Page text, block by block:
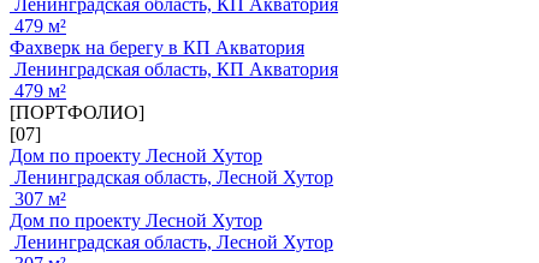
Ленинградская область, КП Акватория
479 м²
Фахверк на берегу в КП Акватория
Ленинградская область, КП Акватория
479 м²
[ПОРТФОЛИО]
[07]
Дом по проекту Лесной Хутор
Ленинградская область, Лесной Хутор
307 м²
Дом по проекту Лесной Хутор
Ленинградская область, Лесной Хутор